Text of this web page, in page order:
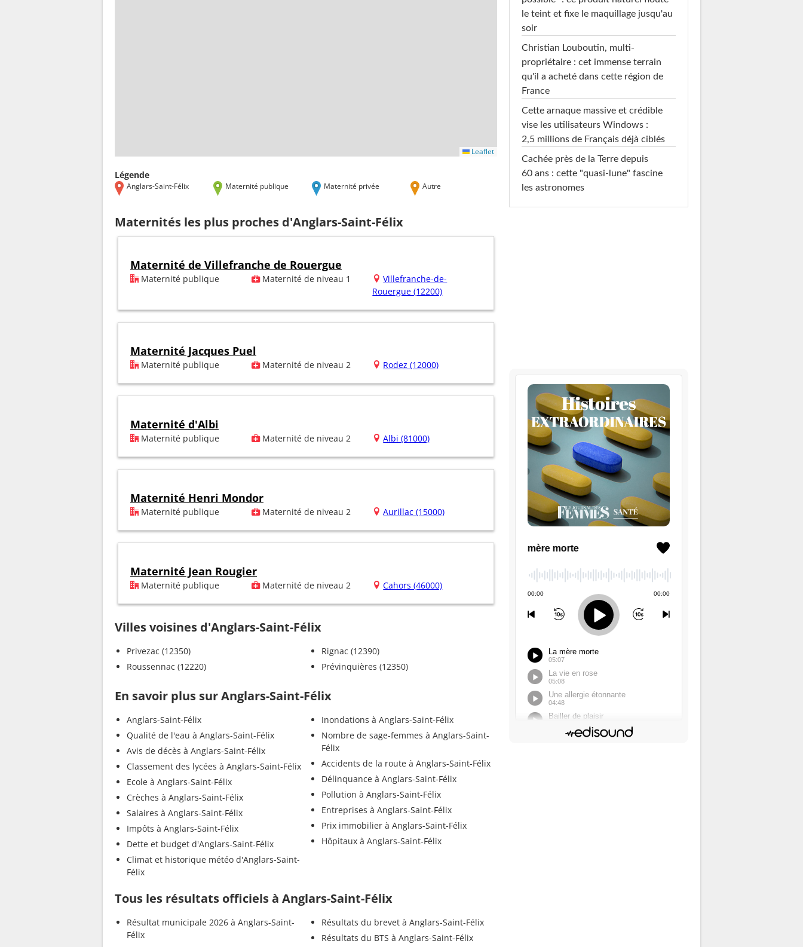
Leaflet
Légende
Anglars-Saint-Félix Maternité publique Maternité privée Autre
Maternités les plus proches d'Anglars-Saint-Félix
Maternité de Villefranche de Rouergue
Maternité publique Maternité de niveau 1
Villefranche-de-
Rouergue (12200)
Maternité Jacques Puel
Maternité publique Maternité de niveau 2 Rodez (12000)
Maternité d'Albi
Maternité publique Maternité de niveau 2 Albi (81000)
Maternité Henri Mondor
Maternité publique Maternité de niveau 2 Aurillac (15000)
Maternité Jean Rougier
Maternité publique Maternité de niveau 2 Cahors (46000)
Villes voisines d'Anglars-Saint-Félix
Privezac (12350)
Roussennac (12220)
Rignac (12390)
Prévinquières (12350)
En savoir plus sur Anglars-Saint-Félix
Anglars-Saint-Félix
Qualité de l'eau à Anglars-Saint-Félix
Avis de décès à Anglars-Saint-Félix
Classement des lycées à Anglars-Saint-Félix
Ecole à Anglars-Saint-Félix
Crèches à Anglars-Saint-Félix
Salaires à Anglars-Saint-Félix
Impôts à Anglars-Saint-Félix
Dette et budget d'Anglars-Saint-Félix
Climat et historique météo d'Anglars-Saint-
Félix
Inondations à Anglars-Saint-Félix
Nombre de sage-femmes à Anglars-Saint-
Félix
Accidents de la route à Anglars-Saint-Félix
Délinquance à Anglars-Saint-Félix
Pollution à Anglars-Saint-Félix
Entreprises à Anglars-Saint-Félix
Prix immobilier à Anglars-Saint-Félix
Hôpitaux à Anglars-Saint-Félix
Tous les résultats officiels à Anglars-Saint-Félix
Résultat municipale 2026 à Anglars-Saint-
Félix
Résultats du brevet à Anglars-Saint-Félix
Résultats du BTS à Anglars-Saint-Félix
le teint et fixe le maquillage jusqu'au
soir
Christian Louboutin, multi-
propriétaire : cet immense terrain
qu'il a acheté dans cette région de
France
Cette arnaque massive et crédible
vise les utilisateurs Windows :
2,5 millions de Français déjà ciblés
Cachée près de la Terre depuis
60 ans : cette "quasi-lune" fascine
les astronomes